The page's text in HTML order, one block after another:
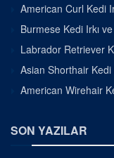
American Curl Kedi
Burmese Kedi Irkı
Labrador Retriever
Asian Shorthair Kedi
American Wirehair
SON YAZILAR